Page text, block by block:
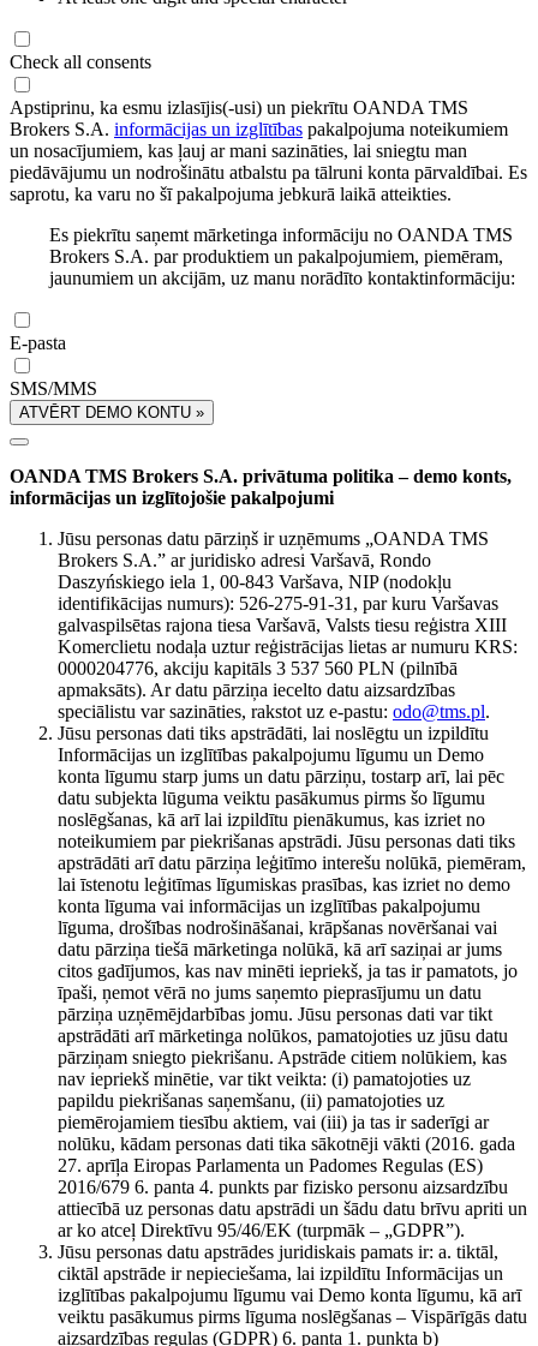
Check all consents
Apstiprinu, ka esmu izlasījis(-usi) un piekrītu OANDA TMS
Brokers S.A. informācijas un izglītības pakalpojuma noteikumiem
un nosacījumiem, kas ļauj ar mani sazināties, lai sniegtu man
piedāvājumu un nodrošinātu atbalstu pa tālruni konta pārvaldībai. Es
saprotu, ka varu no šī pakalpojuma jebkurā laikā atteikties.
Es piekrītu saņemt mārketinga informāciju no OANDA TMS
Brokers S.A. par produktiem un pakalpojumiem, piemēram,
jaunumiem un akcijām, uz manu norādīto kontaktinformāciju:
E-pasta
SMS/MMS
ATVĒRT DEMO KONTU »
OANDA TMS Brokers S.A. privātuma politika – demo konts,
informācijas un izglītojošie pakalpojumi
Jūsu personas datu pārziņš ir uzņēmums „OANDA TMS
Brokers S.A.” ar juridisko adresi Varšavā, Rondo
Daszyńskiego iela 1, 00-843 Varšava, NIP (nodokļu
identifikācijas numurs): 526-275-91-31, par kuru Varšavas
galvaspilsētas rajona tiesa Varšavā, Valsts tiesu reģistra XIII
Komerclietu nodaļa uztur reģistrācijas lietas ar numuru KRS:
0000204776, akciju kapitāls 3 537 560 PLN (pilnībā
apmaksāts). Ar datu pārziņa iecelto datu aizsardzības
speciālistu var sazināties, rakstot uz e-pastu: odo@tms.pl.
Jūsu personas dati tiks apstrādāti, lai noslēgtu un izpildītu
Informācijas un izglītības pakalpojumu līgumu un Demo
konta līgumu starp jums un datu pārziņu, tostarp arī, lai pēc
datu subjekta lūguma veiktu pasākumus pirms šo līgumu
noslēgšanas, kā arī lai izpildītu pienākumus, kas izriet no
noteikumiem par piekrišanas apstrādi. Jūsu personas dati tiks
apstrādāti arī datu pārziņa leģitīmo interešu nolūkā, piemēram,
lai īstenotu leģitīmas līgumiskas prasības, kas izriet no demo
konta līguma vai informācijas un izglītības pakalpojumu
līguma, drošības nodrošināšanai, krāpšanas novēršanai vai
datu pārziņa tiešā mārketinga nolūkā, kā arī saziņai ar jums
citos gadījumos, kas nav minēti iepriekš, ja tas ir pamatots, jo
īpaši, ņemot vērā no jums saņemto pieprasījumu un datu
pārziņa uzņēmējdarbības jomu. Jūsu personas dati var tikt
apstrādāti arī mārketinga nolūkos, pamatojoties uz jūsu datu
pārziņam sniegto piekrišanu. Apstrāde citiem nolūkiem, kas
nav iepriekš minētie, var tikt veikta: (i) pamatojoties uz
papildu piekrišanas saņemšanu, (ii) pamatojoties uz
piemērojamiem tiesību aktiem, vai (iii) ja tas ir saderīgi ar
nolūku, kādam personas dati tika sākotnēji vākti (2016. gada
27. aprīļa Eiropas Parlamenta un Padomes Regulas (ES)
2016/679 6. panta 4. punkts par fizisko personu aizsardzību
attiecībā uz personas datu apstrādi un šādu datu brīvu apriti un
ar ko atceļ Direktīvu 95/46/EK (turpmāk – „GDPR”).
Jūsu personas datu apstrādes juridiskais pamats ir: a. tiktāl,
ciktāl apstrāde ir nepieciešama, lai izpildītu Informācijas un
izglītības pakalpojumu līgumu vai Demo konta līgumu, kā arī
veiktu pasākumus pirms līguma noslēgšanas – Vispārīgās datu
aizsardzības regulas (GDPR) 6. panta 1. punkta b)